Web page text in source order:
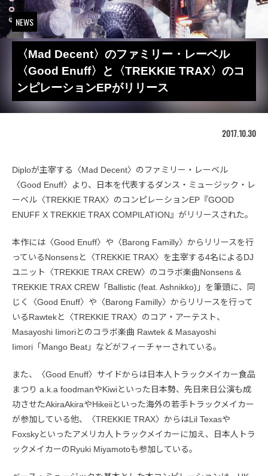
NEWS
〈Mad Decent〉のファミリー・レーベル
〈Good Enuff〉と〈TREKKIE TRAX〉のコ
ンピレーションEPがリリース
2017.10.30
Diploが主宰する〈Mad Decent〉のファミリー・レーベル
〈Good Enuff〉より、日本を代表するダンス・ミュージック・レ
ーベル〈TREKKIE TRAX〉のコンピレーションEP『GOOD
ENUFF X TREKKIE TRAX COMPILATION』がリリースされた。
本作には〈Good Enuff〉や〈Barong Familly〉からリリースを行
っているNonsensと〈TREKKIE TRAX〉を主宰する4名によるDJ
ユニット〈TREKKIE TRAX CREW〉のコラボ楽曲Nonsens &
TREKKIE TRAX CREW「Ballistic (feat. Ashnikko)」を筆頭に、同
じく〈Good Enuff〉や〈Barong Familly〉からリリースを行って
いるRawtekと〈TREKKIE TRAX〉のコア・アーテスト、
Masayoshi Iimoriとのコラボ楽曲 Rawtek & Masayoshi
Iimori「Mango Beat」などがフィーチャーされている。
また、〈Good Enuff〉サイドからは日本人トラックメイカー食品
まつり a.k.a foodmanやKiwiといった日本勢、先日来日公演も成
功させたAkiraAkiraやHikeiiといった海外の若手トラックメイカー
が参加している他、〈TREKKIE TRAX〉からはLil Texasや
Foxskyといったアメリカ人トラックメイカーに加え、日本人トラ
ックメイカーのRyuki Miyamotoも参加している。